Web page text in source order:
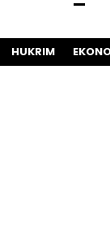
HUKRIM